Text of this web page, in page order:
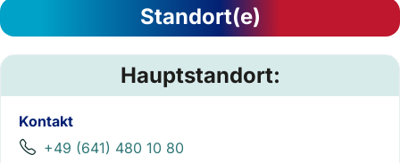
Standort(e)
Hauptstandort:
Kontakt
+49 (641) 480 10 80